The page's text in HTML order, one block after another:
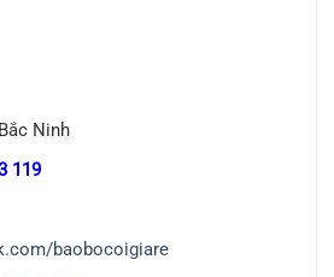
Ninh
119
baobocoigiare